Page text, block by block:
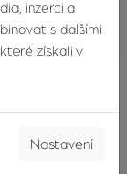
ODESLAT
inzerci a
s dalšími
získali v
Nastavení